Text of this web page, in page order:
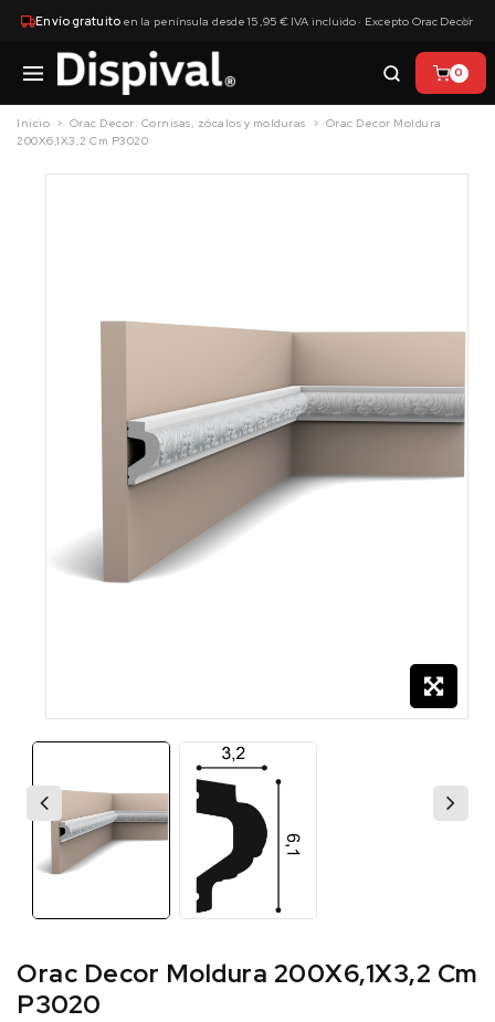
Envío gratuitoen la península desde 15,95 € IVA incluido · Excepto Orac Decor
×
0
Inicio Orac Decor: Cornisas, zócalos y molduras
Orac Decor Moldura
200X6,1X3,2 Cm P3020
Orac Decor Moldura 200X6,1X3,2 Cm
P3020